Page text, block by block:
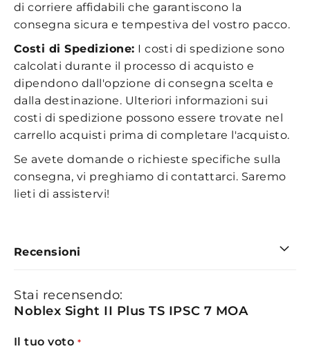
di corriere affidabili che garantiscono la
consegna sicura e tempestiva del vostro pacco.
Costi di Spedizione: I costi di spedizione sono
calcolati durante il processo di acquisto e
dipendono dall'opzione di consegna scelta e
dalla destinazione. Ulteriori informazioni sui
costi di spedizione possono essere trovate nel
carrello acquisti prima di completare l'acquisto.
Se avete domande o richieste specifiche sulla
consegna, vi preghiamo di contattarci. Saremo
lieti di assistervi!
Recensioni
Stai recensendo:
Noblex Sight II Plus TS IPSC 7 MOA
Il tuo voto